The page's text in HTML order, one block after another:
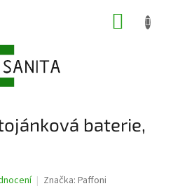
baterie,
Značka: Paffoni